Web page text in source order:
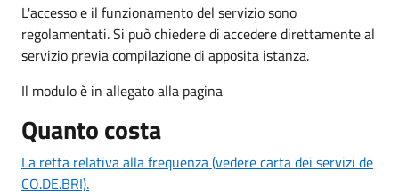
L'accesso e il funzionamento del servizio sono
regolamentati. Si può chiedere di accedere direttamente al
servizio previa compilazione di apposita istanza.
Il modulo è in allegato alla pagina
Quanto costa
La retta relativa alla frequenza (vedere carta dei servizi de
CO.DE.BRI).